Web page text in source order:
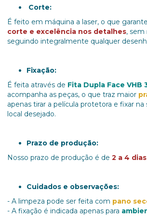
Corte:
É feito em máquina a laser, o que garante
corte e excelência nos detalhes, sem
seguindo integralmente qualquer
Fixação:
É feita através de Fita Dupla Face VHB
acompanha as peças, o que traz maior
apenas tirar a película protetora e fixar na
local desejado.
Prazo de produção:
Nosso prazo de produção é de 2 a 4
Cuidados e observações:
- A limpeza pode ser feita com pano
- A fixação é indicada apenas para